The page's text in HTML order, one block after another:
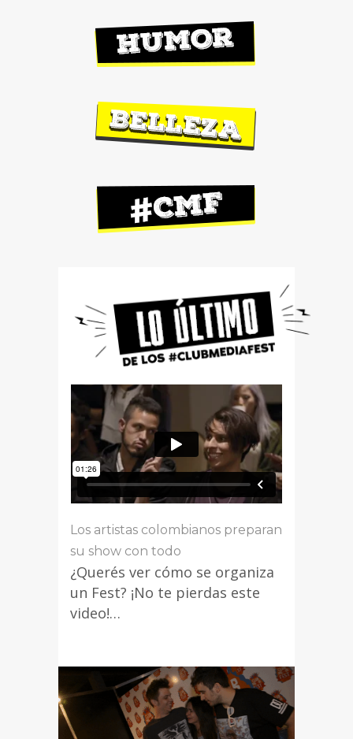
Los artistas colombianos preparan
su show con todo
¿Querés ver cómo se organiza
un Fest? ¡No te pierdas este
video!…